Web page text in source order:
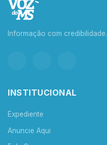
Informação com credibilidade.
INSTITUCIONAL
Expediente
Anuncie Aqui